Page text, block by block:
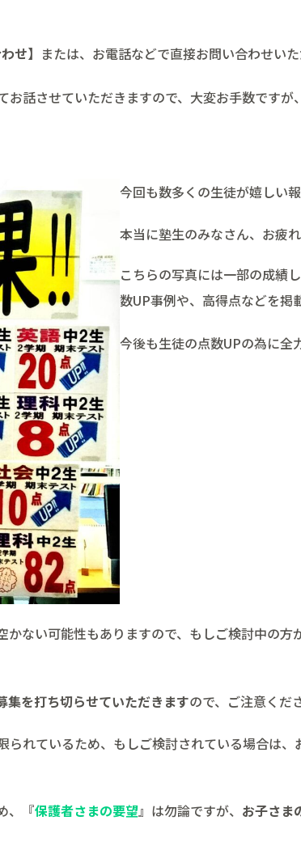
せ】または、お電話などで直接お問い合わせいた
話させていただきますので、大変お手数ですが
今回も数多くの生徒が嬉しい
本当に塾生のみなさん、お疲れ
こちらの写真には一部の成績
数UP事例や、高得点などを掲
今後も生徒の点数UPの為に全
ない可能性もありますので、もしご検討中の
集を打ち切らせていただきますので、ご注意くだ
れているため、もしご検討されている場合は
、『保護者さまの要望』は勿論ですが、 お子さま